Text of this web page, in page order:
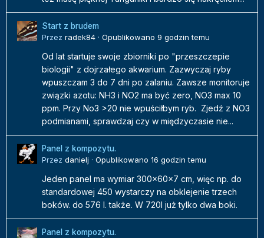
Start z brudem
Przez radek84 · Opublikowano 9 godzin temu
Od lat startuje swoje zbiorniki po "przeszczepie
biologii" z dojrzałego akwarium. Zazwyczaj ryby
wpuszczam 3 do 7 dni po zalaniu. Zawsze monitoruje
związki azotu: NH3 i NO2 ma być zero, NO3 max 10
ppm. Przy No3 >20 nie wpuściłbym ryb. Zjedź z NO3
podmianami, sprawdzaj czy w międzyczasie nie...
Panel z kompozytu.
Przez danielj · Opublikowano 16 godzin temu
Jeden panel ma wymiar 300x60x7 cm, więc np. do
standardowej 450 wystarczy na obklejenie trzech
boków. do 576 l. także. W 720l już tylko dwa boki.
Panel z kompozytu.